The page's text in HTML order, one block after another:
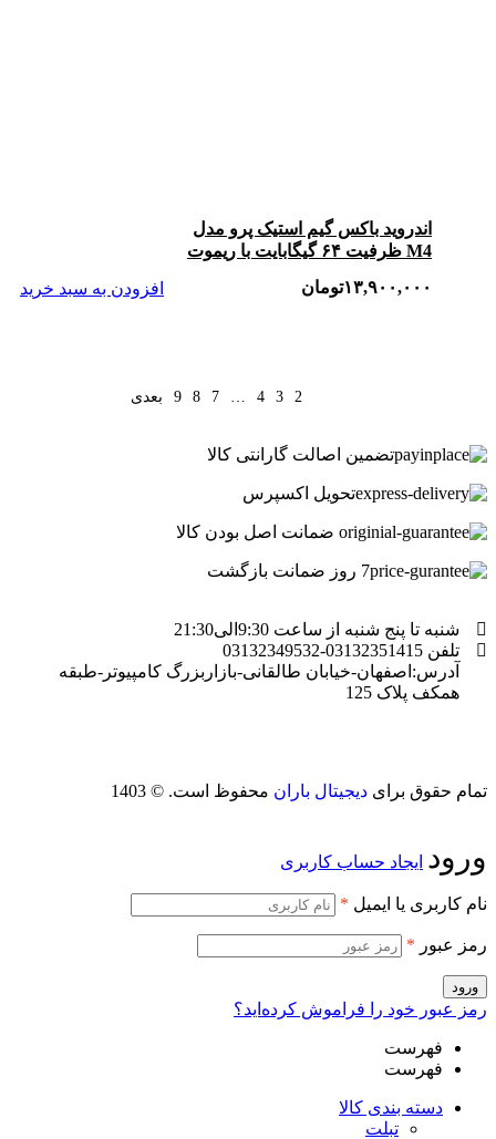
اندروید باکس گیم استیک پرو مدل
M4 ظرفیت ۶۴ گیگابایت با ریموت
افزودن به سبد خرید
۱۳,۹۰۰,۰۰۰تومان
2
3
4
7
8
9 بعدی
تضمین اصالت گارانتی کالا
تحویل اکسپرس
ضمانت اصل بودن کالا
7 روز ضمانت بازگشت
شنبه تا پنج شنبه از ساعت 9:30الی21:30
تلفن 03132351415-03132349532
آدرس:اصفهان-خیابان طالقانی-بازاربزرگ کامپیوتر-طبقه
همکف پلاک 125
تمام حقوق برای دیجیتال باران محفوظ است. © 1403
ورود ایجاد حساب کاربری
نام کاربری یا ایمیل *
رمز عبور *
ورود
رمز عبور خود را فراموش کرده‌اید؟
فهرست
فهرست
دسته بندی کالا
تبلت